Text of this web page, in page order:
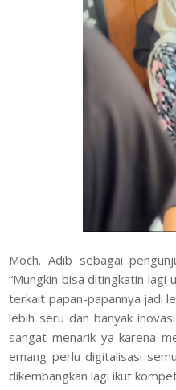
Moch. Adib sebagai
“Mungkin bisa ditingkatin lagi
terkait papan-papannya jadi
lebih seru dan banyak
sangat menarik ya karena
emang perlu digitalisasi
dikembangkan lagi ikut